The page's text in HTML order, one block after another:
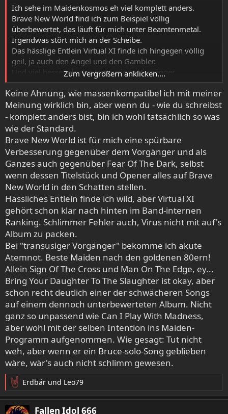
Ich sehe im Maidenkosmos eh viel komplett anders.
Brave New World find ich zum Beispiel völlig
überbewertet, das läuft für mich unter Beamtenmetal.
Irgendwas stört mich an der Scheibe.
Das hässlige Entlein Virtual XI finde ich hingegen völlig
geil, ja auch den Angel und den Gambler.
Und viel besser als den transusigen Vorgänger.
Ja, und Bring your Daughter... find ich seit Erscheinen gut.
Zum Vergrößern anklicken....
Keine Ahnung, wie massenkompatibel ich mit meiner
Meinung wirklich bin, aber wenn du - wie du schreibst
- komplett anders bist, bin ich wohl tatsächlich so was
wie der Standard.
Brave New World ist für mich eine spürbare
Verbesserung gegenüber dem Vorgänger und als
Ganzes auch gegenüber Fear Of The Dark, selbst
wenn dessen Titelstück und Opener alles auf Brave
New World in den Schatten stellen.
Hässliches Entlein finde ich wild, aber Virtual XI
gehört schon klar nach hinten im Band-internen
Ranking. Schlimmer Fehler auch, Virus nicht mit auf's
Album zu packen.
Bei "transusiger Vorgänger" bekomme ich akute
Atemnot. Beste Maiden nach den goldenen 80ern!
Allein Sign Of The Cross und Man On The Edge, ey...
Bring Your Daughter To The Slaughter ist okay, aber
schon recht deutlich einer der schwächeren Songs
auf einem dennoch unterbewerteten Album. Nicht
ganz so unpassend wie Can I Play With Madness,
aber wohl mit der selben Intention ins Maiden-
Programm aufgenommen. Wie gesagt: Tut nicht
weh, aber wenn er ein Bruce-solo-Song geblieben
wäre, wär's auch nicht schlimm gewesen.
R
e
a
Erdbär und Leo79
Fallen Idol 666